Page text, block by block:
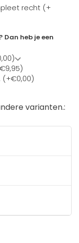
recht (+
heb je een
(+€0,00)
varianten.: